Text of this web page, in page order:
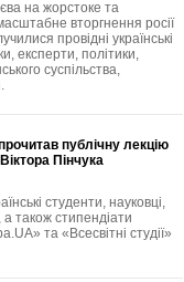
на жорстоке та
вторгнення росії
провідні українські
експерти, політики,
суспільства,
публічну лекцію
Пінчука
студенти, науковці,
також стипендіати
та «Всесвітні студії»